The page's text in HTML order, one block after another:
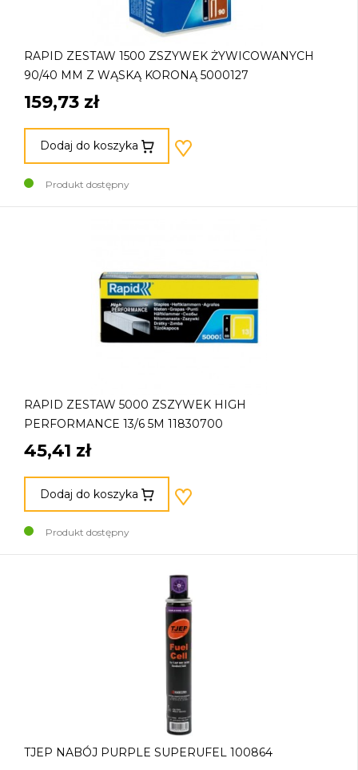
RAPID ZESTAW 1500 ZSZYWEK ŻYWICOWANYCH
90/40 MM Z WĄSKĄ KORONĄ 5000127
159,73 zł
Dodaj do koszyka
Produkt dostępny
RAPID ZESTAW 5000 ZSZYWEK HIGH
PERFORMANCE 13/6 5M 11830700
45,41 zł
Dodaj do koszyka
Produkt dostępny
TJEP NABÓJ PURPLE SUPERUFEL 100864